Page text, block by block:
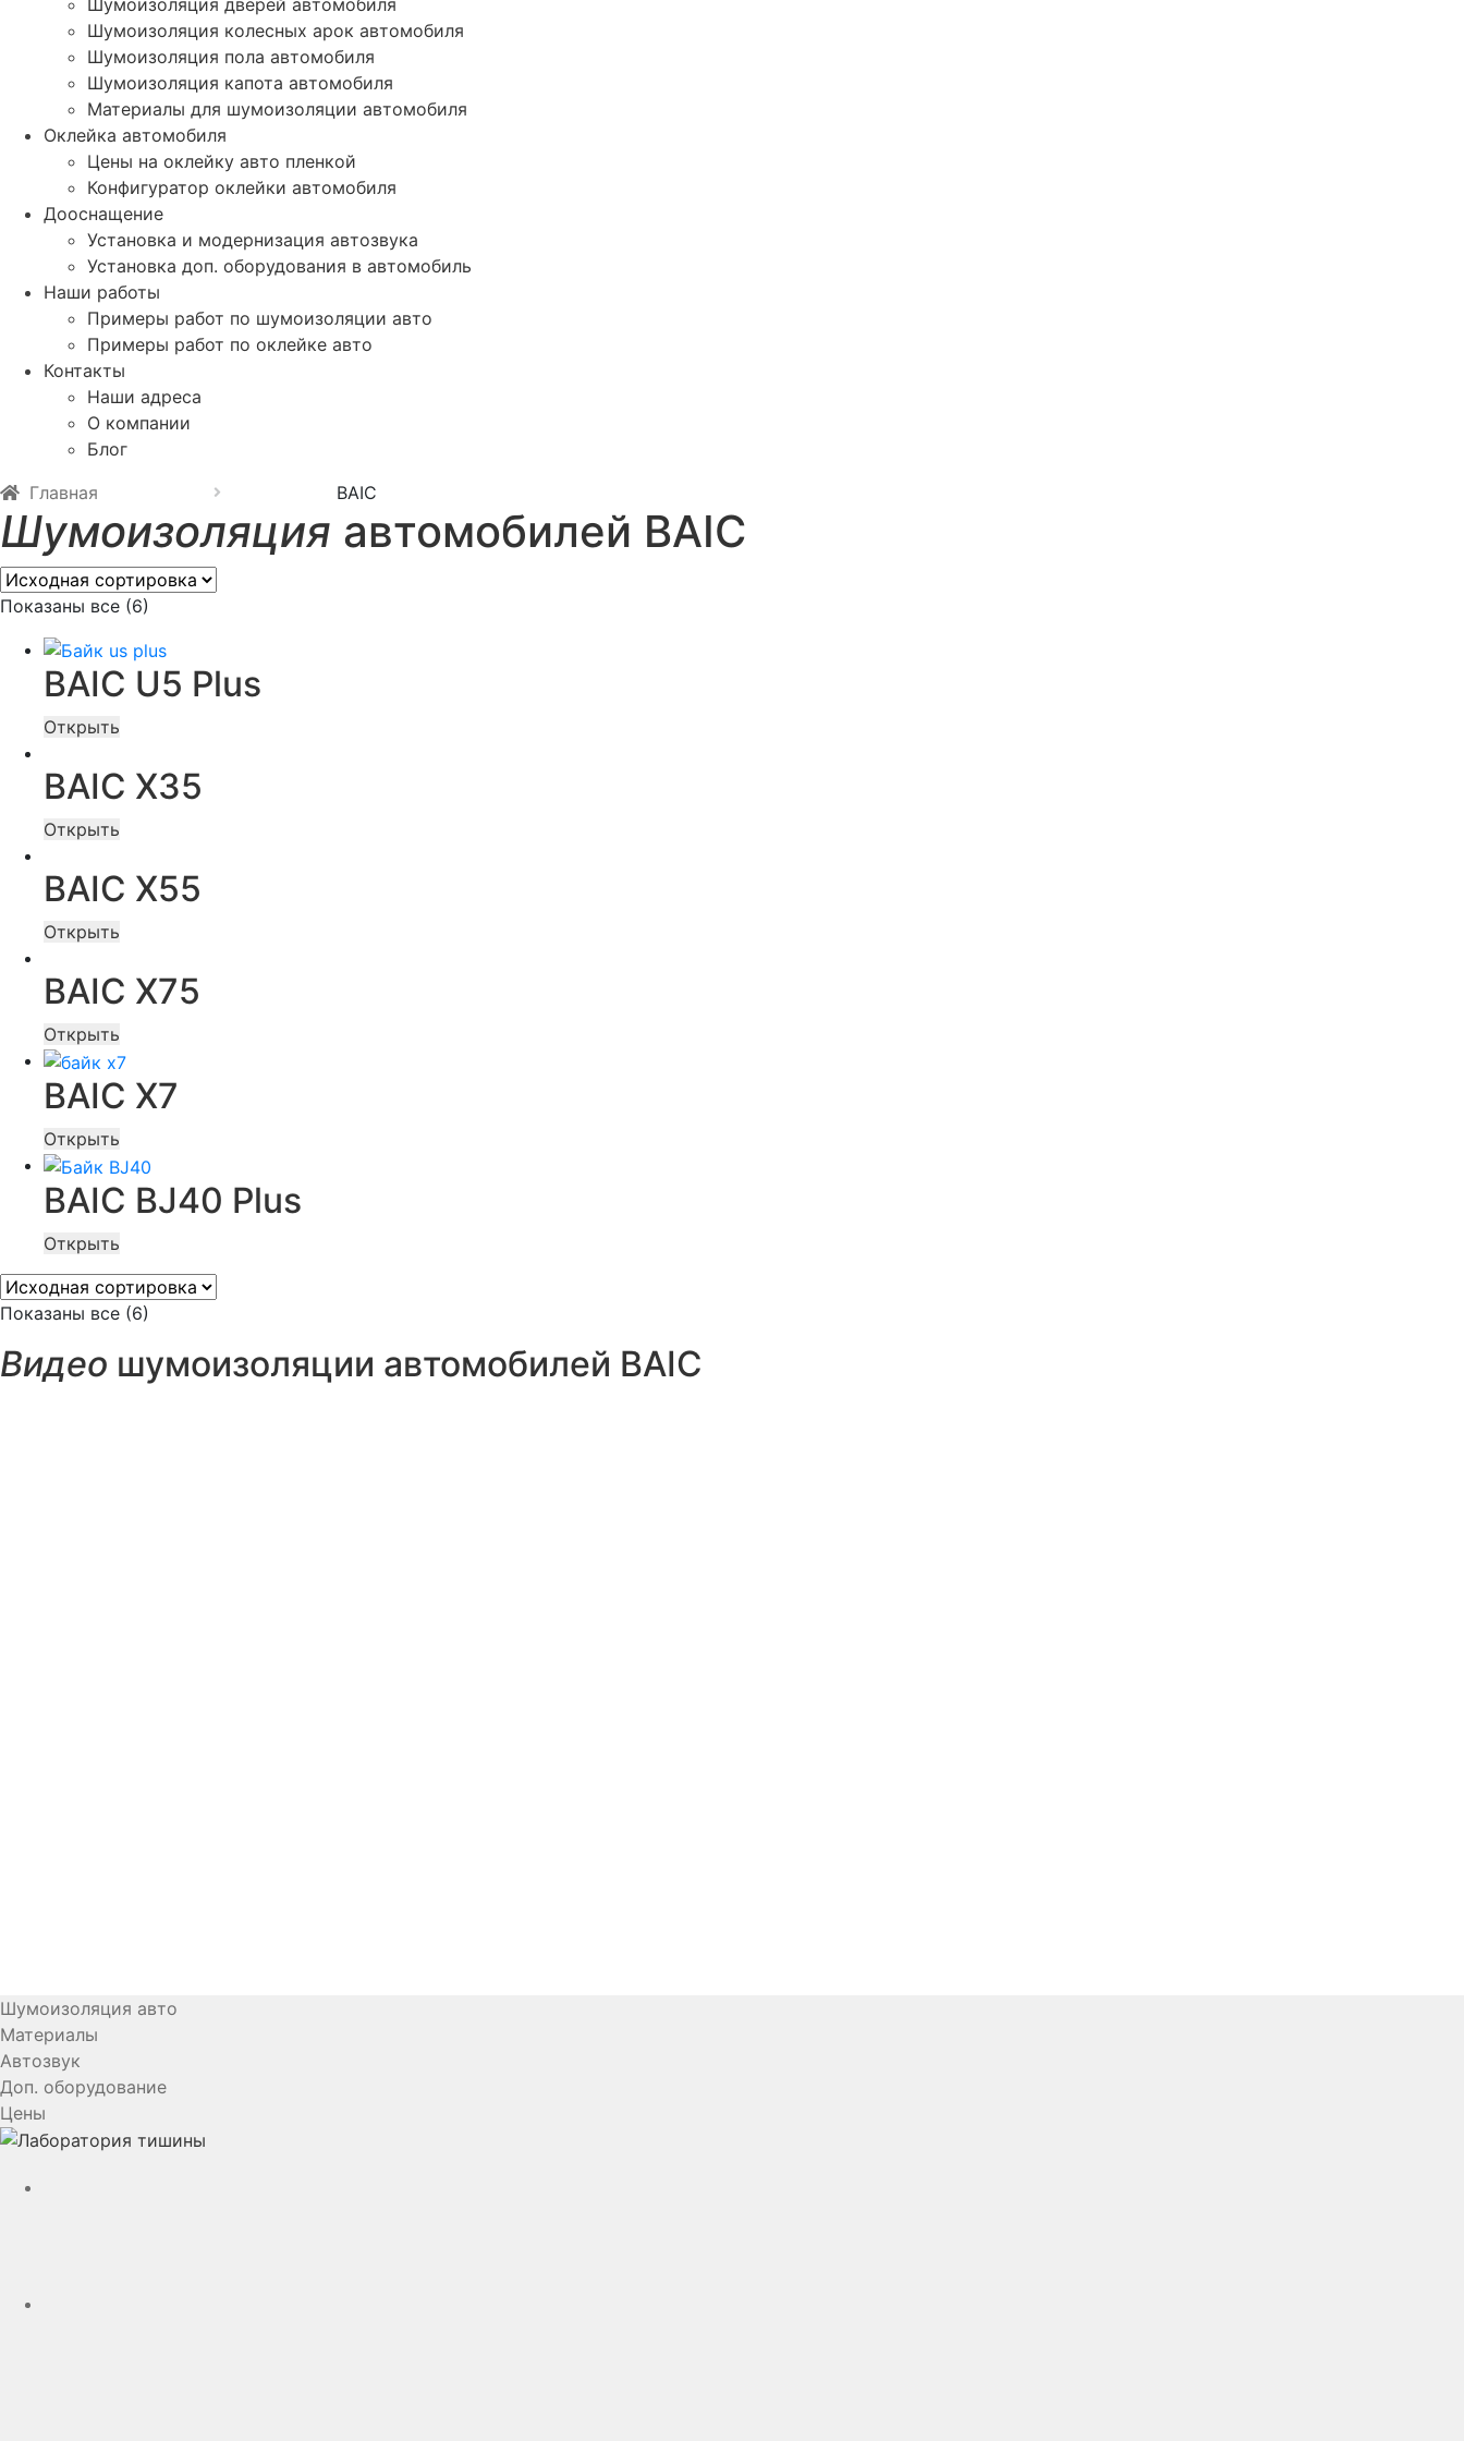
Шумоизоляция колесных арок автомобиля
Шумоизоляция пола автомобиля
Шумоизоляция капота автомобиля
Материалы для шумоизоляции автомобиля
Оклейка автомобиля
Цены на оклейку авто пленкой
Конфигуратор оклейки автомобиля
Дооснащение
Установка и модернизация автозвука
Установка доп. оборудования в автомобиль
Наши работы
Примеры работ по шумоизоляции авто
Примеры работ по оклейке авто
Контакты
Наши адреса
О компании
Блог
Главная
BAIC
Шумоизоляция автомобилей BAIC
Показаны все (6)
BAIC U5 Plus
Открыть
BAIC X35
Открыть
BAIC X55
Открыть
BAIC X75
Открыть
BAIC X7
Открыть
BAIC BJ40 Plus
Открыть
Показаны все (6)
Видео шумоизоляции автомобилей BAIC
Шумоизоляция авто
Материалы
Автозвук
Доп. оборудование
Цены